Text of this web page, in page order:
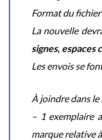
Format du
La nouvelle
signes, espaces
Les envois se
À joindre dans le
– 1 exemplaire
marque relative